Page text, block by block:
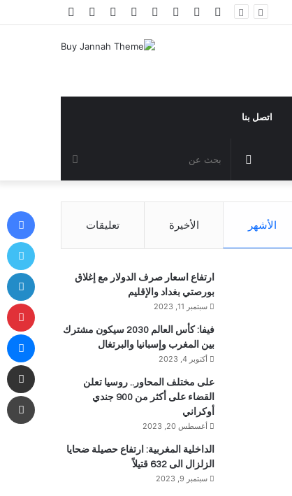
مقال تسجيل تيلقرام
انستقرام يوتيوب تويترفيسبوك
اتصل بنا
عن عشوائي
الأشهر الأخيرة تعليقات
ارتفاع اسعار صرف الدولار مع إغلاق
بورصتي بغداد والإقليم
سبتمبر 11, 2023
فيفا: كأس العالم 2030 سيكون مشترك
بين المغرب وإسبانيا والبرتغال
أكتوبر 4, 2023
على مختلف المحاور.. روسيا تعلن
القضاء على أكثر من 900 جندي
أوكراني
أغسطس 20, 2023
الداخلية المغربية: ارتفاع حصيلة ضحايا
الزلزال الى 632 قتيلاً
سبتمبر 9, 2023